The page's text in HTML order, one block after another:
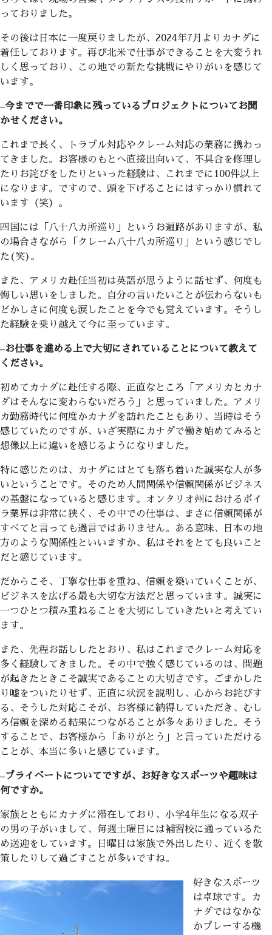
っておりました。
その後は日本に一度戻りましたが、2024年7月よりカナダに
着任しております。再び北米で仕事ができることを大変うれ
しく思っており、この地での新たな挑戦にやりがいを感じて
います。
–今までで一番印象に残っているプロジェクトについてお聞
かせください。
これまで長く、トラブル対応やクレーム対応の業務に携わっ
てきました。お客様のもとへ直接出向いて、不具合を修理し
たりお詫びをしたりといった経験は、これまでに100件以上
になります。ですので、頭を下げることにはすっかり慣れて
います（笑）。
四国には「八十八カ所巡り」というお遍路がありますが、私
の場合さながら「クレーム八十八カ所巡り」という感じでし
た(笑)。
また、アメリカ赴任当初は英語が思うように話せず、何度も
悔しい思いをしました。自分の言いたいことが伝わらないも
どかしさに何度も涙したことを今でも覚えています。そうし
た経験を乗り越えて今に至っています。
–お仕事を進める上で大切にされていることについて教えて
ください。
初めてカナダに赴任する際、正直なところ「アメリカとカナ
ダはそんなに変わらないだろう」と思っていました。アメリ
カ勤務時代に何度かカナダを訪れたこともあり、当時はそう
感じていたのですが、いざ実際にカナダで働き始めてみると
想像以上に違いを感じるようになりました。
特に感じたのは、カナダにはとても落ち着いた誠実な人が多
いということです。そのため人間関係や信頼関係がビジネス
の基盤になっていると感じます。オンタリオ州におけるボイ
ラ業界は非常に狭く、その中での仕事は、まさに信頼関係が
すべてと言っても過言ではありません。ある意味、日本の地
方のような関係性といいますか、私はそれをとても良いこと
だと感じています。
だからこそ、丁寧な仕事を重ね、信頼を築いていくことが、
ビジネスを広げる最も大切な方法だと思っています。誠実に
一つひとつ積み重ねることを大切にしていきたいと考えてい
ます。
また、先程お話ししたとおり、私はこれまでクレーム対応を
多く経験してきました。その中で強く感じているのは、問題
が起きたときこそ誠実であることの大切さです。ごまかした
り嘘をついたりせず、正直に状況を説明し、心からお詫びす
る、そうした対応こそが、お客様に納得していただき、むし
ろ信頼を深める結果につながることが多々ありました。そう
することで、お客様から「ありがとう」と言っていただける
ことが、本当に多いと感じています。
–プライベートについてですが、お好きなスポーツや趣味は
何ですか。
家族とともにカナダに滞在しており、小学4年生になる双子
の男の子がいまして、毎週土曜日には補習校に通っているた
め送迎をしています。日曜日は家族で外出したり、近くを散
策したりして過ごすことが多いですね。
好きなスポーツ
は卓球です。カ
ナダではなかな
かプレーする機